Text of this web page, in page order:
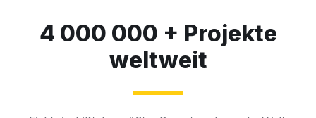
4 000 000 + Projekte
weltweit